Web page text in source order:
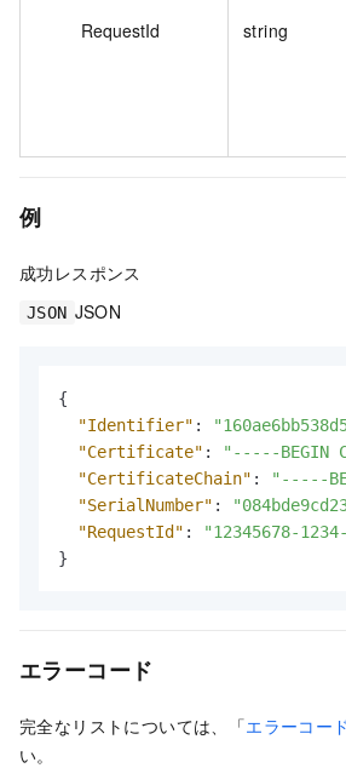
RequestId string
例
成功レスポンス
JSON JSON
{
"Identifier" :
"Certificate" :
"-----BEGIN
"CertificateChain" :
"-----
"SerialNumber" :
"RequestId" :
"12345678-
}
エラーコード
完全なリストについては、「エラーコード
い。